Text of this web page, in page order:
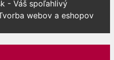
- Váš spoľahlivý
webov a eshopov